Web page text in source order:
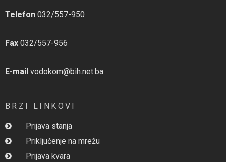
Telefon 032/557-950
Fax 032/557-956
E-mail vodokom@bih.net.ba
BRZI LINKOVI
Prijava stanja
Priključenje na mrežu
Prijava kvara